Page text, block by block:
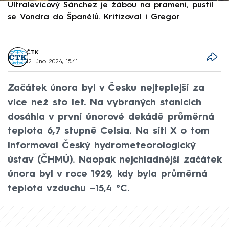
Ultralevicový Sánchez je žábou na prameni, pustil
se Vondra do Španělů. Kritizoval i Gregor
ČTK
12. úno 2024, 15:41
Začátek února byl v Česku nejteplejší za
více než sto let. Na vybraných stanicích
dosáhla v první únorové dekádě průměrná
teplota 6,7 stupně Celsia. Na síti X o tom
informoval Český hydrometeorologický
ústav (ČHMÚ). Naopak nejchladnější začátek
února byl v roce 1929, kdy byla průměrná
teplota vzduchu –15,4 °C.